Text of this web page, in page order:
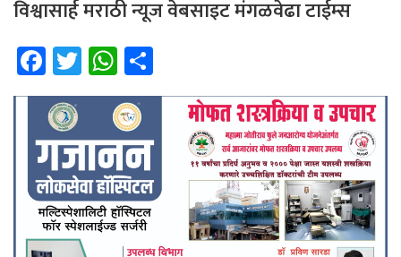
विश्वासार्हमराठीन्यूजवेबसाइटमंगळवेढाटाईम्स
Fa
ce
b
o
ok
T
wi
er
W
h
at
sA
p
p
ar